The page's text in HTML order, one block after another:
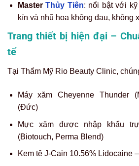
MasterThủy Tiên: nổi bật với
kín và nhũ hoa không đau, không
Trang thiết bị hiện đại –
tế
Tại Thẩm Mỹ Rio Beauty Clinic,
Máy xăm Cheyenne Thunder
(Đức)
Mực xăm được nhập khẩu
(Biotouch, Perma Blend)
Kem tê J-Cain 10.56% Lidocaine